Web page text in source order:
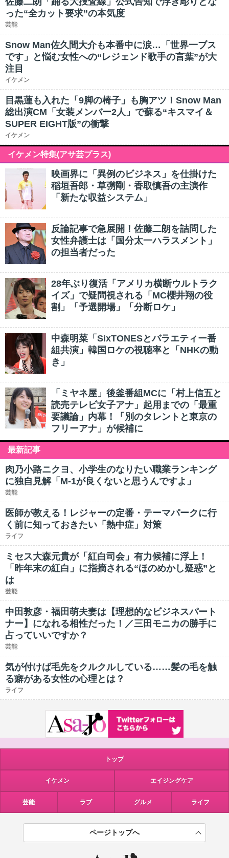
った“全カット要求”の本気度
芸能
Snow Man佐久間大介も本番中に涙…「世界一ブス
です」と悩む女性への“レジェンド歌手の言葉”が大
注目
イケメン
目黒蓮も入れた「9脚の椅子」も胸アツ！Snow Man
総出演CM「女装メンバー2人」で蘇る“キスマイ＆
SUPER EIGHT版”の衝撃
イケメン
イケメン特集(アサ芸プラス)
映画界に「異例のビジネス」を仕掛けた
稲垣吾郎・草彅剛・香取慎吾の主演作
「新たな収益システム」
反論記事で急展開！佐藤二朗を詰問した
女性弁護士は「国分太一ハラスメント」
の担当者だった
28年ぶり復活「アメリカ横断ウルトラク
イズ」で疑問視される「MC櫻井翔の役
割」「予選開場」「分断ロケ」
中森明菜「SixTONESとバラエティー番
組共演」韓国ロケの視聴率と「NHKの動
き」
「ミヤネ屋」後釜番組MCに「村上信五と
読売テレビ女子アナ」起用までの「最重
要議論」内幕！「別のタレントと東京の
フリーアナ」が候補に
最新記事
肉乃小路ニクヨ、小学生のなりたい職業ランキング
に独自見解「M-1が良くないと思うんですよ」
芸能
医師が教える！レジャーの定番・テーマパークに行
く前に知っておきたい「熱中症」対策
ライフ
ミセス大森元貴が「紅白司会」有力候補に浮上！
「昨年末の紅白」に指摘される“ほのめかし疑惑”と
は
芸能
中田敦彦・福田萌夫妻は【理想的なビジネスパート
ナー】になれる相性だった！／三田モニカの勝手に
占っていいですか？
芸能
気が付けば毛先をクルクルしている……髪の毛を触
る癖がある女性の心理とは？
ライフ
トップ
イケメン エイジングケア
芸能 ラブ グルメ ライフ
ページトップへ